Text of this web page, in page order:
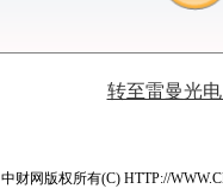
转至雷曼光
中财网版权所有(C) HTTP://